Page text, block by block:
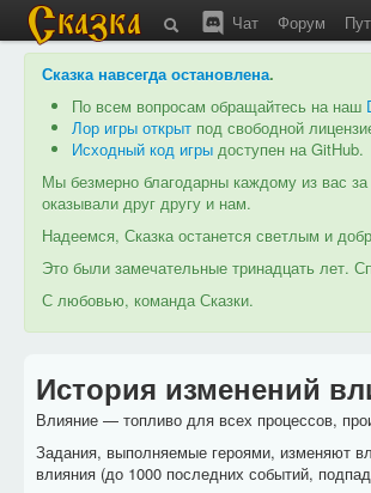
Чат Форум
Сказка навсегда остановлена.
По всем вопросам обращайтесь на наш
Лор игры открыт под свободной
Исходный код игры доступен на GitHub.
Мы безмерно благодарны каждому из вас
оказывали друг другу и нам.
Надеемся, Сказка останется светлым и
Это были замечательные тринадцать лет.
С любовью, команда Сказки.
История изменений
Влияние — топливо для всех процессов,
Задания, выполняемые героями, изменяют
влияния (до 1000 последних событий,